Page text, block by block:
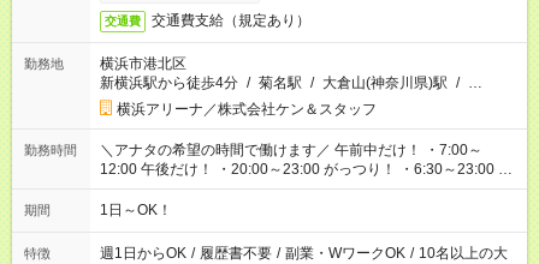
交通費 交通費支給（規定あり）
勤務地
横浜市港北区
新横浜駅から徒歩4分 / 菊名駅 / 大倉山(神奈川県)駅 / …
横浜アリーナ／株式会社ケン＆スタッフ
勤務時間
＼アナタの希望の時間で働けます／ 午前中だけ！ ・7:00～
12:00 午後だけ！ ・20:00～23:00 がっつり！ ・6:30～23:00 ・
12:00～21:00 ・16:00～翌8:00 …etc ※時間曜日イベントによ
り異なります。
期間 1日～OK！
特徴 週1日からOK / 履歴書不要 / 副業・WワークOK / 10名以上の大